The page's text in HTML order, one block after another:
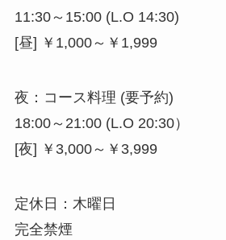
11:30～15:00 (L.O 14:30)
[昼] ￥1,000～￥1,999
夜：コース料理 (要予約)
18:00～21:00 (L.O 20:30）
[夜] ￥3,000～￥3,999
定休日：木曜日
完全禁煙